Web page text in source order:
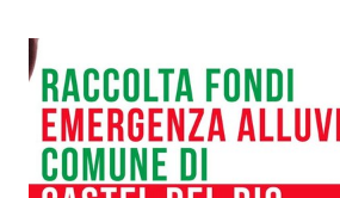
Contenuto